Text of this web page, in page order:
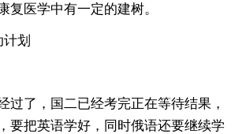
复医学中有一定的建树。
划
了，国二已经考完正在等待结果，
要把英语学好，同时俄语还要继续学